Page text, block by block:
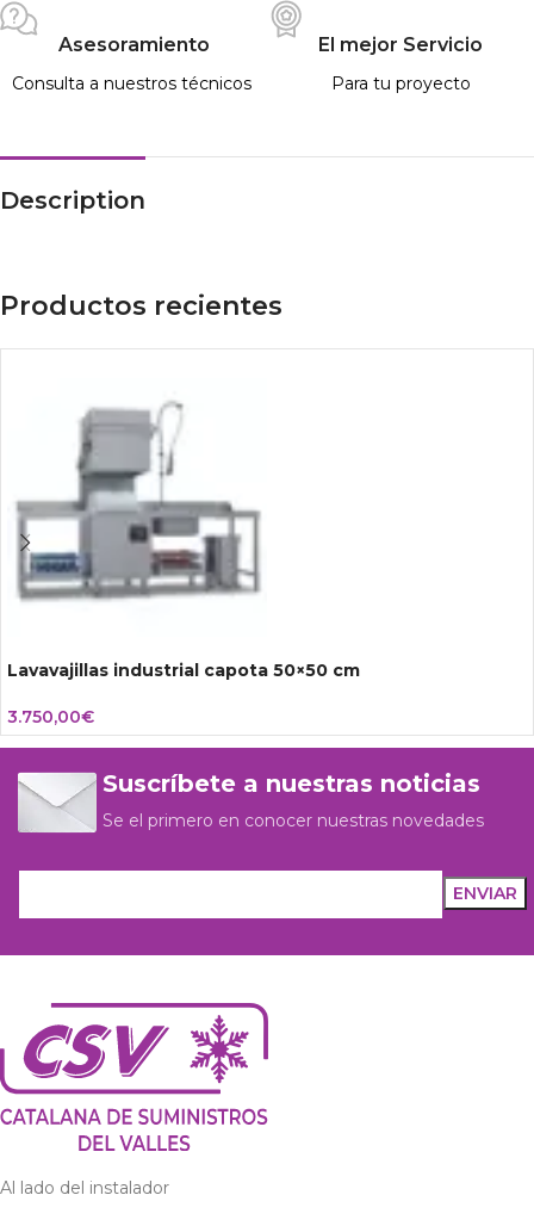
Asesoramiento
Consulta a nuestros técnicos
El mejor Servicio
Para tu proyecto
Description
Productos recientes
Lavavajillas industrial capota 50×50 cm
3.750,00€
Suscríbete a nuestras noticias
Se el primero en conocer nuestras novedades
Al lado del instalador